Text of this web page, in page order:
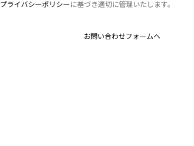
プライバシーポリシーに基づき適切に管理いたします。
お問い合わせフォームへ